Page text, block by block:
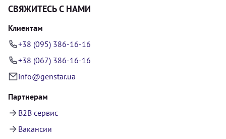
СВЯЖИТЕСЬ С НАМИ
Клиентам
+38 (095) 386-16-16
+38 (067) 386-16-16
info@genstar.ua
Партнерам
B2B сервис
Вакансии